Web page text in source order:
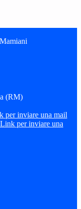
(RM)
per inviare una mail
Link per inviare una